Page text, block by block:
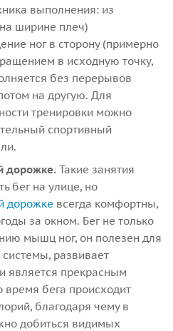
выполнения: из
ширине плеч)
ног в сторону (примерно
в исходную точку,
без перерывов
на другую. Для
тренировки можно
спортивный
дорожке. Такие занятия
бег на улице, но
дорожке всегда комфортны,
за окном. Бег не только
мышц ног, он полезен для
развивает
является прекрасным
время бега происходит
благодаря чему в
добиться видимых